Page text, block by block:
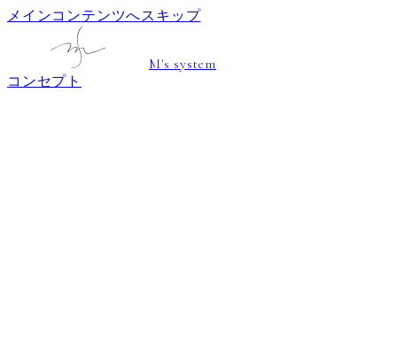
メインコンテンツへスキップ
M's system
コンセプト